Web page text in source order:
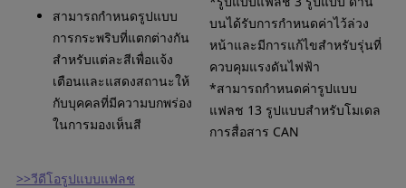
สามารถกำหนดรูปแบบ
การกระพริบที่แตกต่างกัน
สำหรับแต่ละสีเพื่อแจ้ง
เตือนและแสดงสถานะให้
กับบุคคลที่มีความบกพร่อง
ในการมองเห็นสี
บนได้รับการกำหนดค่าไว้ล่วง
หน้าและมีการแก้ไขสำหรับรุ่นที่
ควบคุมแรงดันไฟฟ้า
*สามารถกำหนดค่ารูปแบบ
แฟลช 13 รูปแบบสำหรับโมเดล
การสื่อสาร CAN
>>วีดีโอรูปแบบแฟลช